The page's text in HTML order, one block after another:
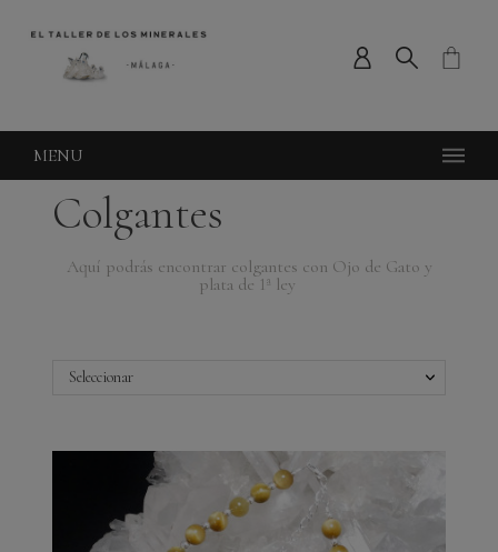
MENU
Colgantes
Aquí podrás encontrar colgantes con Ojo de Gato y
plata de 1ª ley
Seleccionar